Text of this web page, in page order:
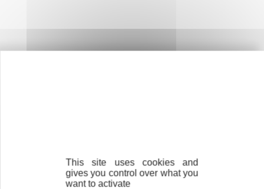
entreprises soutenues
This site uses cookies and
gives you control over what you
want to activate